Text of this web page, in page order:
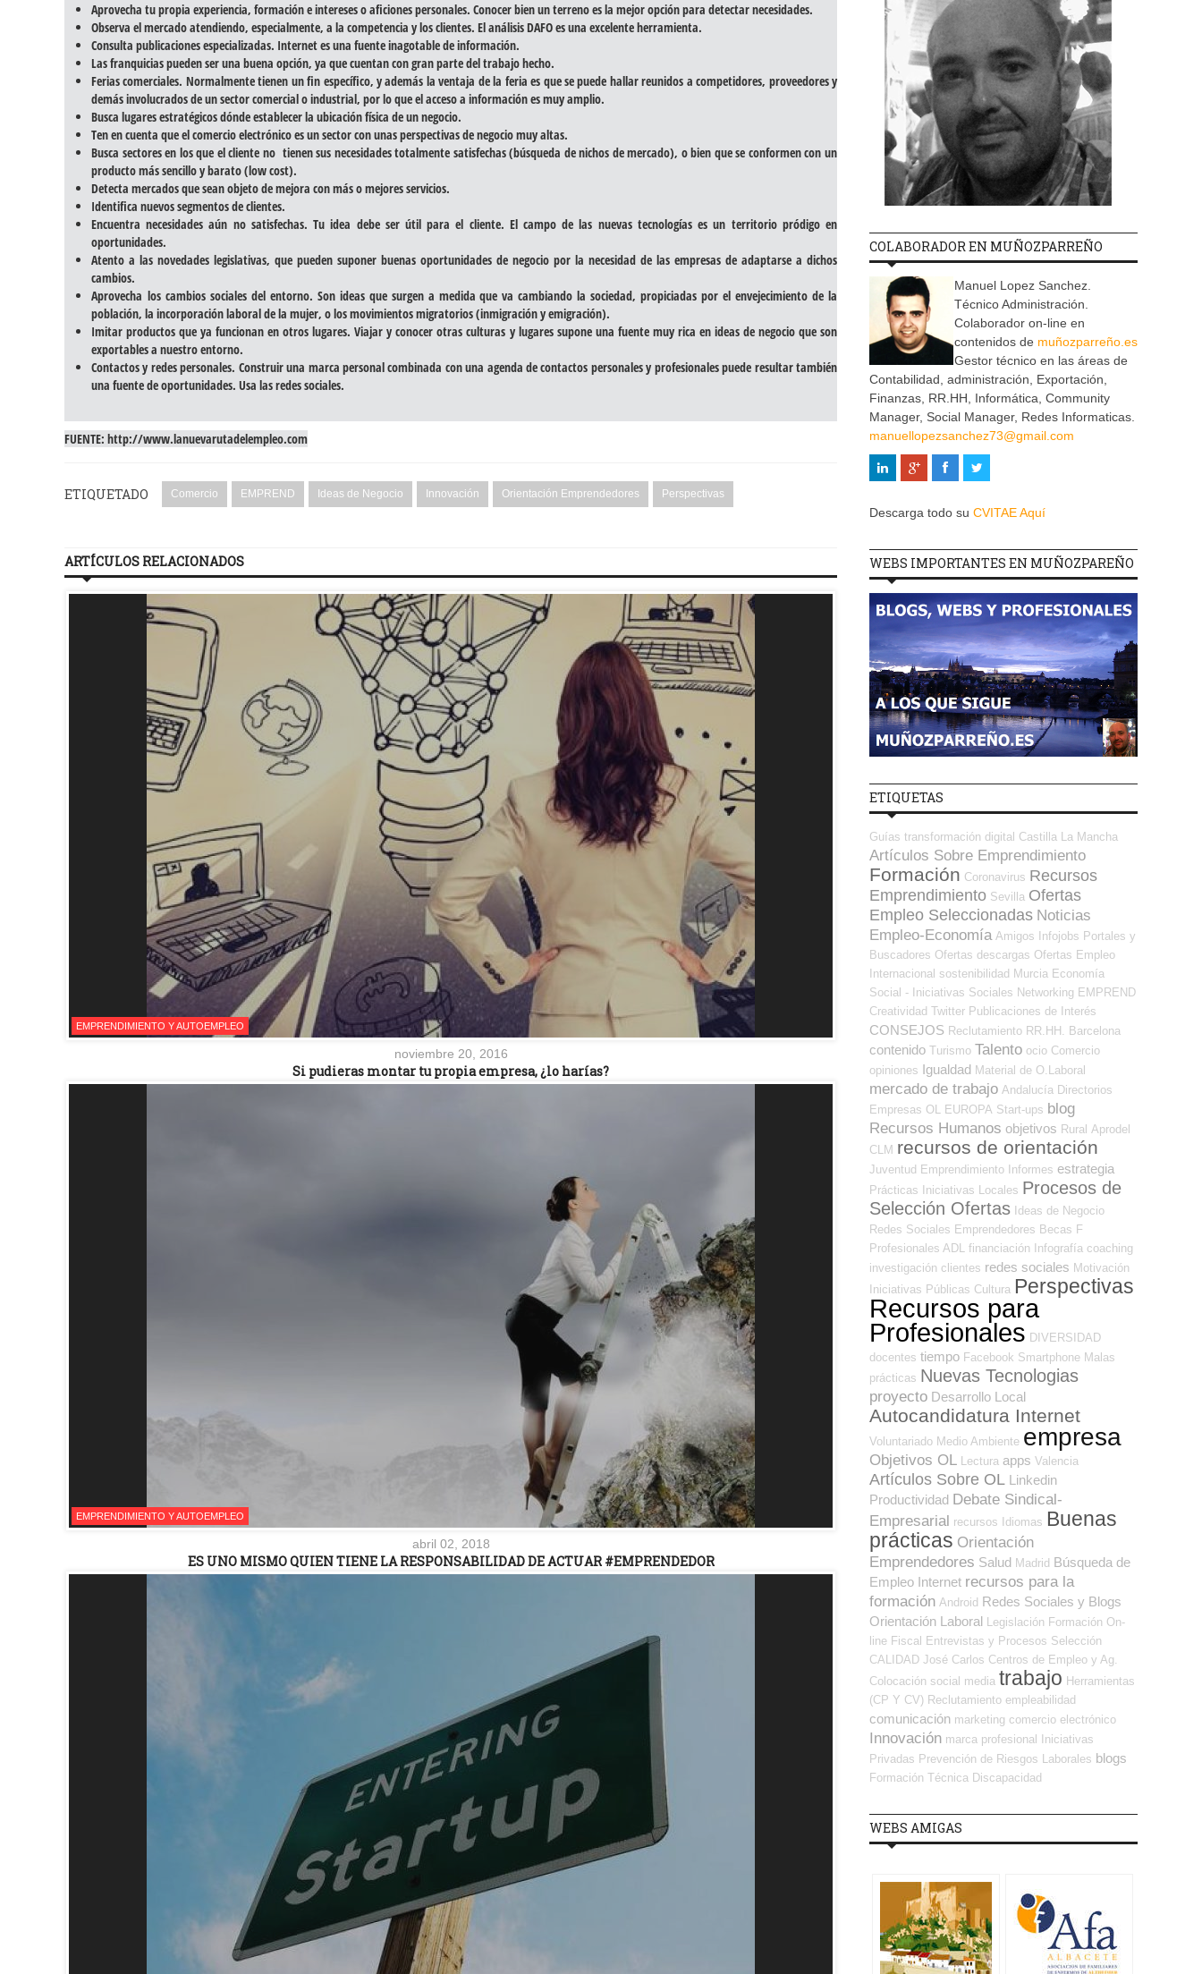
Aprovecha tu propia experiencia, formación e intereses o aficiones personales. Conocer bien un terreno es la mejor opción para detectar necesidades.
Observa el mercado atendiendo, especialmente, a la competencia y los clientes. El análisis DAFO es una excelente herramienta.
Consulta publicaciones especializadas. Internet es una fuente inagotable de información.
Las franquicias pueden ser una buena opción, ya que cuentan con gran parte del trabajo hecho.
Ferias comerciales. Normalmente tienen un fin específico, y además la ventaja de la feria es que se puede hallar reunidos a competidores, proveedores y
demás involucrados de un sector comercial o industrial, por lo que el acceso a información es muy amplio.
Busca lugares estratégicos dónde establecer la ubicación física de un negocio.
Ten en cuenta que el comercio electrónico es un sector con unas perspectivas de negocio muy altas.
Busca sectores en los que el cliente no tienen sus necesidades totalmente satisfechas (búsqueda de nichos de mercado), o bien que se conformen con un
producto más sencillo y barato (low cost).
Detecta mercados que sean objeto de mejora con más o mejores servicios.
Identifica nuevos segmentos de clientes.
Encuentra necesidades aún no satisfechas. Tu idea debe ser útil para el cliente. El campo de las nuevas tecnologías es un territorio pródigo en
oportunidades.
Atento a las novedades legislativas, que pueden suponer buenas oportunidades de negocio por la necesidad de las empresas de adaptarse a dichos
cambios.
Aprovecha los cambios sociales del entorno. Son ideas que surgen a medida que va cambiando la sociedad, propiciadas por el envejecimiento de la
población, la incorporación laboral de la mujer, o los movimientos migratorios (inmigración y emigración).
Imitar productos que ya funcionan en otros lugares. Viajar y conocer otras culturas y lugares supone una fuente muy rica en ideas de negocio que son
exportables a nuestro entorno.
Contactos y redes personales. Construir una marca personal combinada con una agenda de contactos personales y profesionales puede resultar también
una fuente de oportunidades. Usa las redes sociales.
FUENTE: http://www.lanuevarutadelempleo.com
ETIQUETADO Comercio EMPREND Ideas de Negocio Innovación Orientación Emprendedores Perspectivas
ARTÍCULOS RELACIONADOS
EMPRENDIMIENTO Y AUTOEMPLEO
noviembre 20, 2016
Si pudieras montar tu propia empresa, ¿lo harías?
EMPRENDIMIENTO Y AUTOEMPLEO
abril 02, 2018
ES UNO MISMO QUIEN TIENE LA RESPONSABILIDAD DE ACTUAR #EMPRENDEDOR
COLABORADOR EN MUÑOZPARREÑO
Manuel Lopez Sanchez.
Técnico Administración.
Colaborador on-line en
contenidos de muñozparreño.es
Gestor técnico en las áreas de
Contabilidad, administración, Exportación,
Finanzas, RR.HH, Informática, Community
Manager, Social Manager, Redes Informaticas.
manuellopezsanchez73@gmail.com
Descarga todo su CVITAE Aquí
WEBS IMPORTANTES EN MUÑOZPAREÑO
ETIQUETAS
Guías transformación digital Castilla La Mancha
Artículos Sobre Emprendimiento
Formación Coronavirus Recursos
Emprendimiento Sevilla Ofertas
Empleo Seleccionadas Noticias
Empleo-Economía Amigos Infojobs Portales y
Buscadores Ofertas descargas Ofertas Empleo
Internacional sostenibilidad Murcia Economía
Social - Iniciativas Sociales Networking EMPREND
Creatividad Twitter Publicaciones de Interés
CONSEJOS Reclutamiento RR.HH. Barcelona
contenido Turismo Talento ocio Comercio
opiniones Igualdad Material de O.Laboral
mercado de trabajo Andalucía Directorios
Empresas OL
EUROPA Start-ups blog
Recursos Humanos objetivos Rural Aprodel
CLM recursos de orientación
Juventud Emprendimiento Informes estrategia
Prácticas Iniciativas Locales Procesos de
Selección Ofertas Ideas de Negocio
Redes Sociales Emprendedores Becas F
Profesionales ADL
financiación Infografía coaching
investigación clientes redes sociales Motivación
Iniciativas Públicas Cultura Perspectivas
Recursos para
Profesionales DIVERSIDAD
docentes tiempo Facebook Smartphone Malas
prácticas Nuevas Tecnologias
proyecto Desarrollo Local
Autocandidatura Internet
Voluntariado Medio Ambiente empresa
Objetivos OL Lectura apps Valencia
Artículos Sobre OL Linkedin
Productividad Debate Sindical-
Empresarial recursos Idiomas Buenas
prácticas Orientación
Emprendedores Salud Madrid Búsqueda de
Empleo Internet recursos para la
formación Android Redes Sociales y Blogs
Orientación Laboral
Legislación Formación On-
line Fiscal
Entrevistas y Procesos Selección
CALIDAD José Carlos Centros de Empleo y Ag.
Colocación social media trabajo Herramientas
(CP Y CV) Reclutamiento empleabilidad
comunicación marketing comercio electrónico
Innovación marca profesional
Iniciativas
Privadas Prevención de Riesgos Laborales blogs
Formación Técnica Discapacidad
WEBS AMIGAS